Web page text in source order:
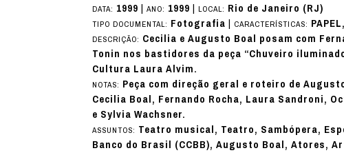
DATA: 1999|ANO: 1999|LOCAL: Rio de Janeiro (RJ)
TIPO DOCUMENTAL: Fotografia| CARACTERÍSTICAS:
DESCRIÇÃO: Cecilia e Augusto Boal posam com
Tonin nos bastidores da peça “Chuveiro
Cultura Laura Alvim.
NOTAS: Peça com direção geral e roteiro de
Cecilia Boal, Fernando Rocha, Laura Sandroni,
e Sylvia Wachsner.
ASSUNTOS: Teatro musical, Teatro, Sambópera,
Banco do Brasil (CCBB), Augusto Boal, Atores,